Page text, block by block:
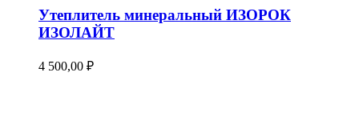
Утеплитель минеральный ИЗОРОК
ИЗОЛАЙТ
4 500,00 ₽